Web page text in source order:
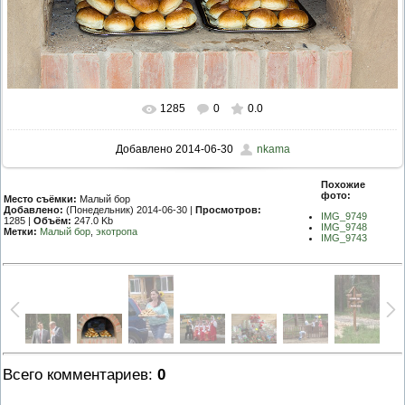
1285 0 0.0
Добавлено2014-06-30 nkama
Место съёмки: Малый бор
Добавлено: (Понедельник) 2014-06-30 |
Просмотров:
1285 | Объём: 247.0 Kb
Метки: Малый бор, экотропа
Похожие
фото:
IMG_9749
IMG_9748
IMG_9743
Всего комментариев: 0